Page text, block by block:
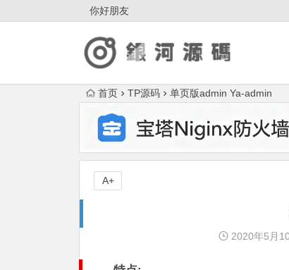
你好朋友
首页 TP源码 单页版admin Ya-admin
2020年5月
A+